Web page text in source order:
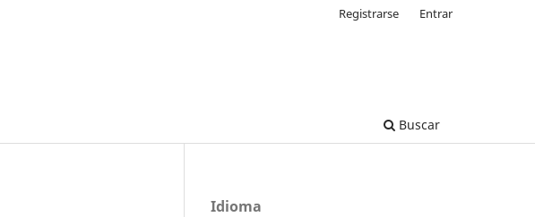
Buscar
Registrarse Entrar
Idioma